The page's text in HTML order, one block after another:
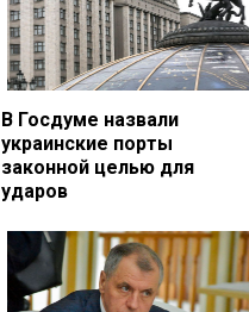
В Госдуме назвали
украинские порты
законной целью для
ударов